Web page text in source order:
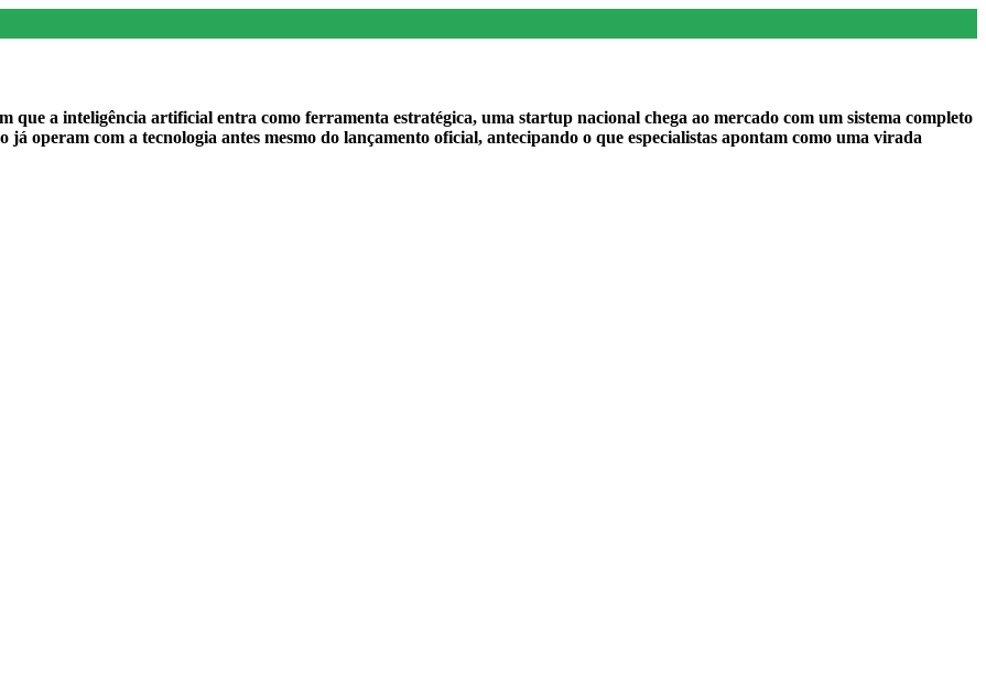
que a inteligência artificial entra como ferramenta estratégica, uma startup nacional chega ao mercado com um sistema completo
operam com a tecnologia antes mesmo do lançamento oficial, antecipando o que especialistas apontam como uma virada